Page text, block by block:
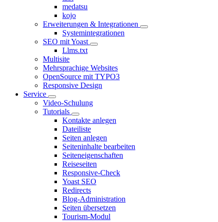
medatsu
kojo
Erweiterungen & Integrationen
Systemintegrationen
SEO mit Yoast
Llms.txt
Multisite
Mehrsprachige Websites
OpenSource mit TYPO3
Responsive Design
Service
Video-Schulung
Tutorials
Kontakte anlegen
Dateiliste
Seiten anlegen
Seiteninhalte bearbeiten
Seiteneigenschaften
Reiseseiten
Responsive-Check
Yoast SEO
Redirects
Blog-Administration
Seiten übersetzen
Tourism-Modul